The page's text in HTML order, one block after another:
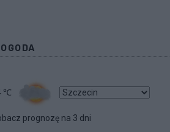
℃
prognozę na 3 dni